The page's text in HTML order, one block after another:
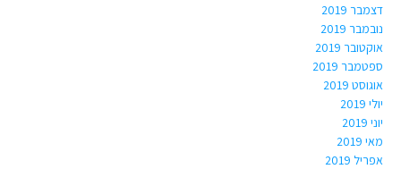
דצמבר 2019
נובמבר 2019
אוקטובר 2019
ספטמבר 2019
אוגוסט 2019
יולי 2019
יוני 2019
מאי 2019
אפריל 2019